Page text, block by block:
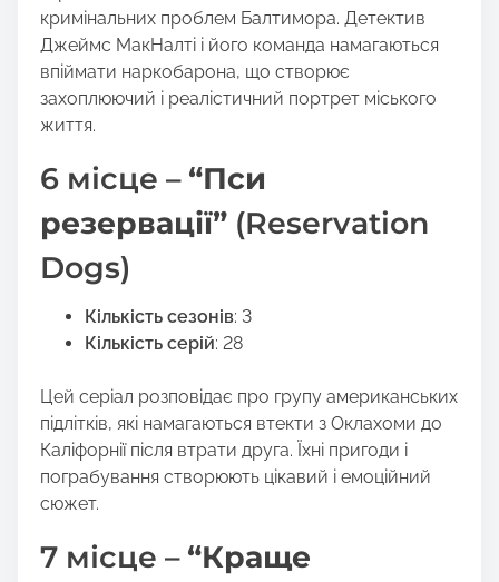
кримінальних проблем Балтимора. Детектив
Джеймс МакНалті і його команда намагаються
впіймати наркобарона, що створює
захоплюючий і реалістичний портрет міського
життя.
6 місце – “Пси
резервації” (Reservation
Dogs)
Кількість сезонів: 3
Кількість серій: 28
Цей серіал розповідає про групу американських
підлітків, які намагаються втекти з Оклахоми до
Каліфорнії після втрати друга. Їхні пригоди і
пограбування створюють цікавий і емоційний
сюжет.
7 місце – “Краще